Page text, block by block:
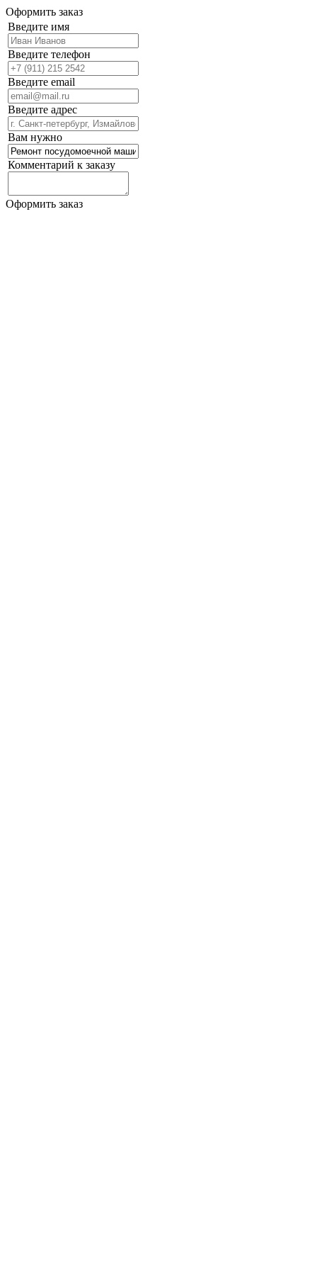
Оформить заказ
Введите имя
Введите телефон
Введите email
Введите адрес
Вам нужно
Комментарий к заказу
Оформить заказ